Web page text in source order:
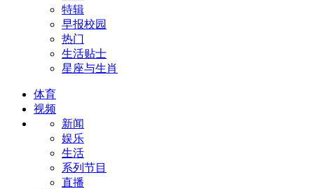
特辑
早报校园
热门
生活贴士
星座与生肖
体育
视频
新闻
娱乐
生活
系列节目
直播